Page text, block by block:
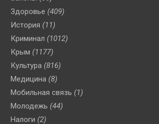
Здоровье (409)
История (11)
Криминал (1012)
Крым (1177)
Культура (816)
Медицина (8)
Мобильная связь (1)
Молодежь (44)
Налоги (2)